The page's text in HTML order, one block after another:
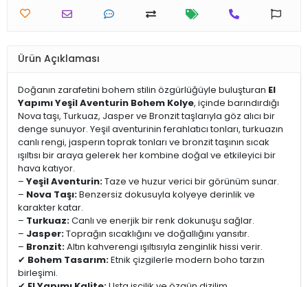
Ürün Açıklaması
Doğanın zarafetini bohem stilin özgürlüğüyle buluşturan El
Yapımı Yeşil Aventurin Bohem Kolye, içinde barındırdığı
Nova taşı, Turkuaz, Jasper ve Bronzit taşlarıyla göz alıcı bir
denge sunuyor. Yeşil aventurinin ferahlatıcı tonları, turkuazın
canlı rengi, jasperın toprak tonları ve bronzit taşının sıcak
ışıltısı bir araya gelerek her kombine doğal ve etkileyici bir
hava katıyor.
– Yeşil Aventurin:Taze ve huzur verici bir görünüm sunar.
– Nova Taşı:Benzersiz dokusuyla kolyeye derinlik ve
karakter katar.
– Turkuaz:Canlı ve enerjik bir renk dokunuşu sağlar.
– Jasper:Toprağın sıcaklığını ve doğallığını yansıtır.
– Bronzit:Altın kahverengi ışıltısıyla zenginlik hissi verir.
✔ Bohem Tasarım:Etnik çizgilerle modern boho tarzın
birleşimi.